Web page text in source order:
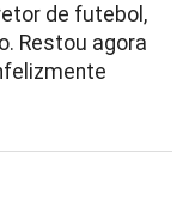
de futebol,
Restou agora